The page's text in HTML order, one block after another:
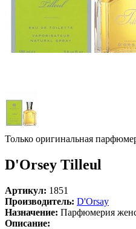
Только оригинальная
D'Orsey Tilleul
Артикул: 1851
Производитель: D'Orsay
Назначение: Парфюмерия
Описание: